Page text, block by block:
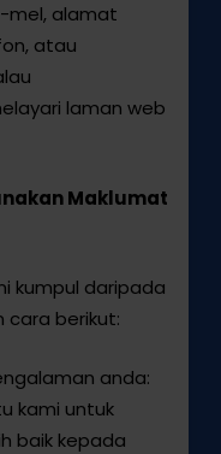
mel, alamat
atau
laman web
Maklumat
kumpul daripada
cara berikut:
anda:
kami untuk
baik kepada